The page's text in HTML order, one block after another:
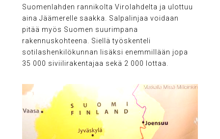
Suomenlahden rannikolta Virolahdelta ja ulottuu
aina Jäämerelle saakka. Salpalinjaa voidaan
pitää myös Suomen suurimpana
rakennuskohteena. Siellä työskenteli
sotilashenkilökunnan lisäksi enemmillään jopa
35 000 siviilirakentajaa sekä 2 000 lottaa.